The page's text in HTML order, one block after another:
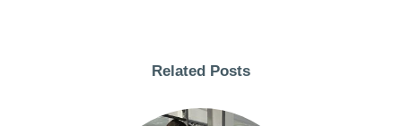
Related Posts